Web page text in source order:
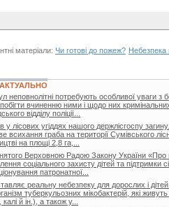
матеріали: Чи готові до пожеж? Небезпека
АКТУАЛЬНО
неповнолітні потребують особливої уваги
вчиненню ними і щодо них
відділу поліції...
у лісових угіддях нашого держлісгоспу
всихання граба на території Сумівського
на площі 2,8 га,...
Верховною Радою Закону України «Про
соціального захисту дітей та підтримки
патронатної...
реальну небезпеку для дорослих і
туберкульозних мікобактерій, які
й ін.), а також у...